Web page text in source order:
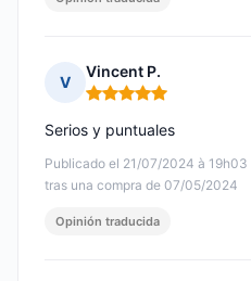
V
Vincent P.
Nota: 5 de 5
Publicado el 21/07/2024 à 19h03
tras una compra de 07/05/2024
Serios y puntuales
Opinión traducida